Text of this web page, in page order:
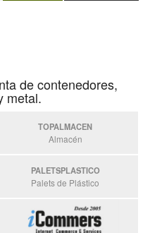
de contenedores,
metal.
TOPALMACEN
Almacén
PALETSPLASTICO
Palets de Plástico